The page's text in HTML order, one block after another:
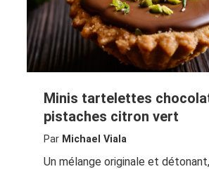
Minis tartelettes
pistaches citron vert
Par Michael Viala
Un mélange originale et